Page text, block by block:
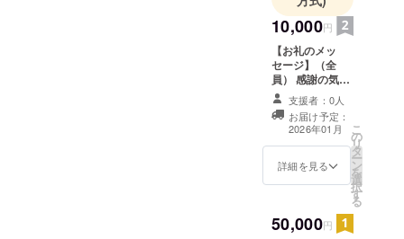
した。笑顔
になって
帰ってくだ
さり、また
会いに来て
くださる。
それが喜び
です。
と戯れるこ
10,000円
【お礼のメッ
セージ】（全
員） 感謝の気持
ちを込めて、お
礼のメッセージ
をお送りしま
す。
支援者：0人
お届け予定：
2026年01月
詳細を見る
こ
の
リ
タ
ー
ン
を
選
択
す
る
50,000円